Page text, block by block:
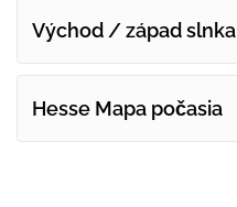
Východ / západ slnka
Hesse Mapa počasia